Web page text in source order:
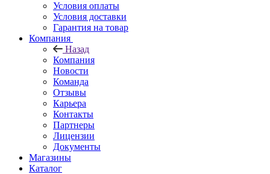
Условия оплаты
Условия доставки
Гарантия на товар
Компания
Назад
Компания
Новости
Команда
Отзывы
Карьера
Контакты
Партнеры
Лицензии
Документы
Магазины
Каталог